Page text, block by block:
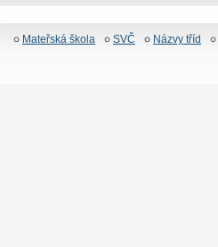
Mateřská škola SVČ Názvy tříd